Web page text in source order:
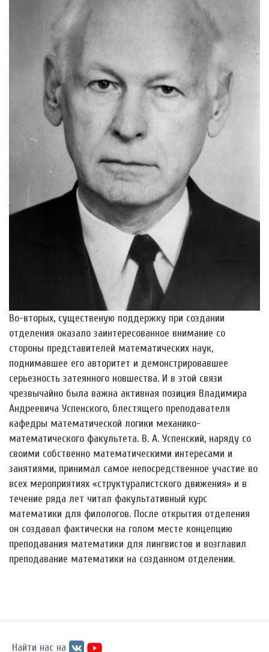
Во-вторых, существеную поддержку при создании
отделения оказало заинтересованное внимание со
стороны представителей математических наук,
поднимавшее его авторитет и демонстрировавшее
серьезность затеянного новшества. И в этой связи
чрезвычайно была важна активная позиция Владимира
Андреевича Успенского, блестящего преподавателя
кафедры математической логики механико-
математического факультета. В. А. Успенский, наряду со
своими собственно математическими интересами и
занятиями, принимал самое непосредственное участие во
всех мероприятиях «структуралистского движения» и в
течение ряда лет читал факультативный курс
математики для филологов. После открытия отделения
он создавал фактически на голом месте концепцию
преподавания математики для лингвистов и возглавил
преподавание математики на созданном отделении.
Найти нас на